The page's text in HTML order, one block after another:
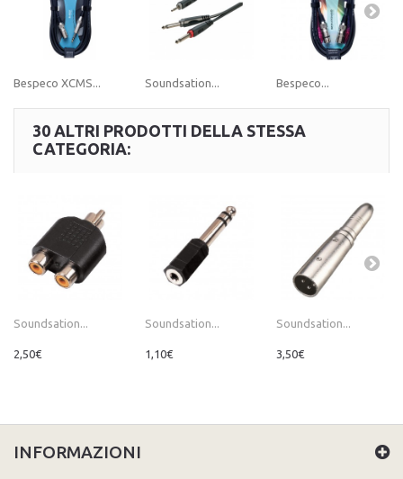
Bespeco XCMS... Soundsation... Bespeco...
30 ALTRI PRODOTTI DELLA STESSA
CATEGORIA:
Soundsation...
2,50€
Soundsation...
1,10€
Soundsation...
3,50€
INFORMAZIONI